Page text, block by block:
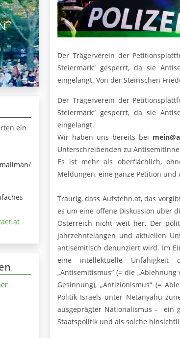
ein
Der Trägerverein der
Steiermark“ gesperrt, da sie
eingelangt. Von der Steirischen
Der Trägerverein der
Steiermark“ gesperrt, da sie
eingelangt.
Wir haben uns bereits bei
Unterschreibenden zu
Es ist mehr als oberflächlich,
Meldungen, eine ganze Petition
Traurig, dass Aufstehn.at, das
es um eine offene Diskussion über
Österreich nicht weit her. Der
jahrzehntelangen und aktuellen
antisemitisch denunziert wird. Im
eine intellektuelle Unfähigkeit
„Antisemitismus“ (= die
Gesinnung), „Antizionismus“ (=
Politik Israels unter Netanyahu
ausgeprägter Nationalismus – ein
Staatspolitik und als solche